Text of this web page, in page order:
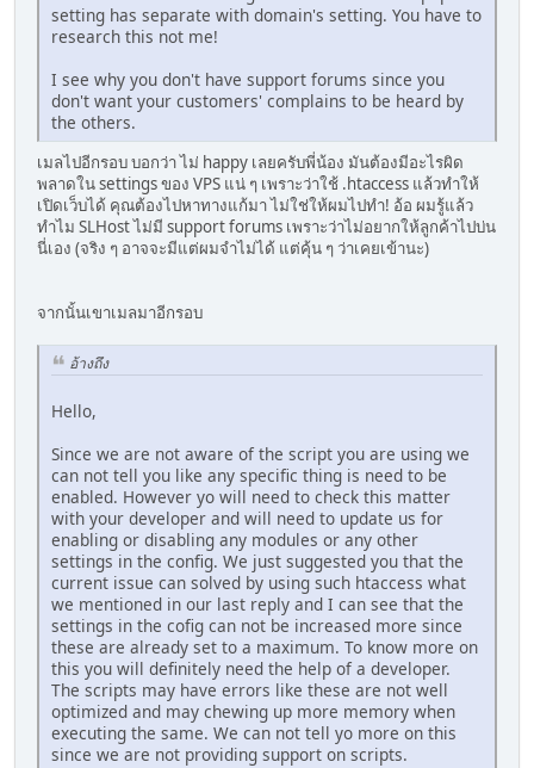
setting has separate with domain's setting. You have to
research this not me!
I see why you don't have support forums since you
don't want your customers' complains to be heard by
the others.
เมลไปอีกรอบ บอกว่า ไม่ happy เลยครับพี่น้อง มันต้องมีอะไรผิด
พลาดใน settings ของ VPS แน่ ๆ เพราะว่าใช้ .htaccess แล้วทำให้
เปิดเว็บได้ คุณต้องไปหาทางแก้มา ไม่ใช่ให้ผมไปทำ! อ้อ ผมรู้แล้ว
ทำไม SLHost ไม่มี support forums เพราะว่าไม่อยากให้ลูกค้าไปบ่น
นี่เอง (จริง ๆ อาจจะมีแต่ผมจำไม่ได้ แต่คุ้น ๆ ว่าเคยเข้านะ)
จากนั้นเขาเมลมาอีกรอบ
อ้างถึง
Hello,
Since we are not aware of the script you are using we
can not tell you like any specific thing is need to be
enabled. However yo will need to check this matter
with your developer and will need to update us for
enabling or disabling any modules or any other
settings in the config. We just suggested you that the
current issue can solved by using such htaccess what
we mentioned in our last reply and I can see that the
settings in the cofig can not be increased more since
these are already set to a maximum. To know more on
this you will definitely need the help of a developer.
The scripts may have errors like these are not well
optimized and may chewing up more memory when
executing the same. We can not tell yo more on this
since we are not providing support on scripts.